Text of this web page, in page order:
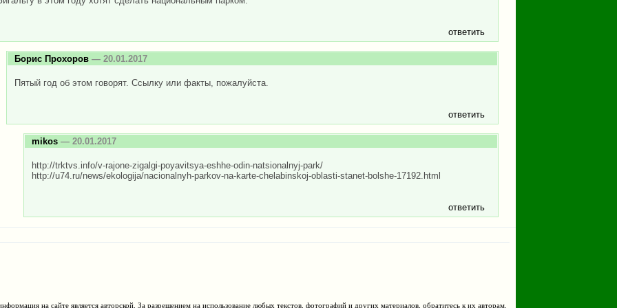
ответить
Борис Прохоров — 20.01.2017
Пятый год об этом говорят. Ссылку или факты, пожалуйста.
ответить
mikos — 20.01.2017
http://trktvs.info/v-rajone-zigalgi-poyavitsya-eshhe-odin-natsionalnyj-park/
http://u74.ru/news/ekologija/nacionalnyh-parkov-na-karte-chelabinskoj-oblasti-stanet-bolshe-17192.html
ответить
на сайте является авторской. За разрешением на использование любых текстов, фотографий и других материалов, обратитесь к их авторам.